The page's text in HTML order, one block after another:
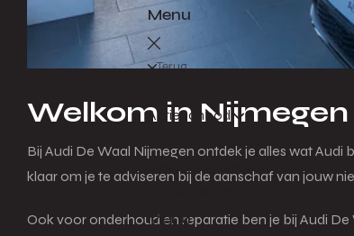
Menu
Terug
Actieaanbod
Menu
Welkom in Nijmegen
Bij Audi De Waal Nijmegen ontdek je alles wat
klaar om je te adviseren bij de aanschaf van jouw
Ook voor onderhoud en reparatie ben je bij Audi